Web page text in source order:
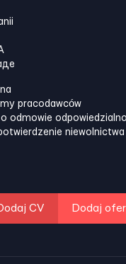
pracodawców
odmowie
niewolnictwa
CV Dodaj